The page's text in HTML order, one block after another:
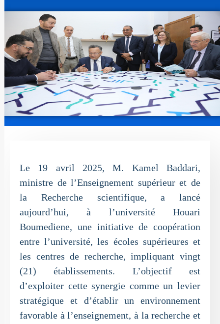
Le 19 avril 2025, M. Kamel Baddari,
ministre de l’Enseignement supérieur et de
la Recherche scientifique, a lancé
aujourd’hui, à l’université Houari
Boumediene, une initiative de coopération
entre l’université, les écoles supérieures et
les centres de recherche, impliquant vingt
(21) établissements. L’objectif est
d’exploiter cette synergie comme un levier
stratégique et d’établir un environnement
favorable à l’enseignement, à la recherche et